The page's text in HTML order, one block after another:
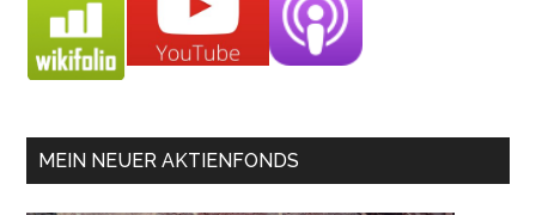
MEIN NEUER AKTIENFONDS